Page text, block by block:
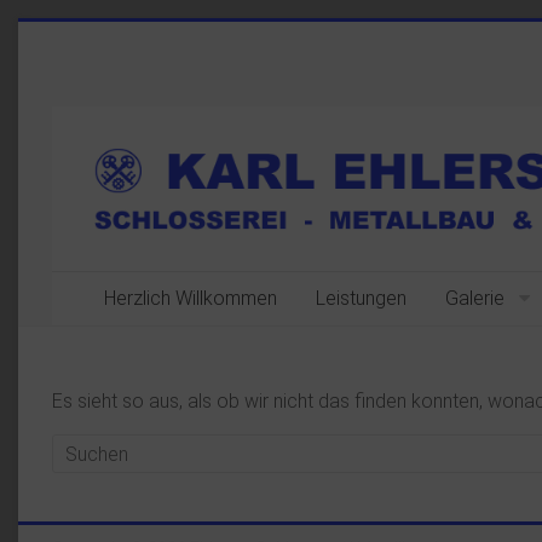
Herzlich Willkommen Leistungen Galerie
Es sieht so aus, als ob wir nicht das finden konnten,